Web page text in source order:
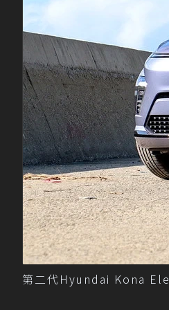
第二代Hyundai Kona